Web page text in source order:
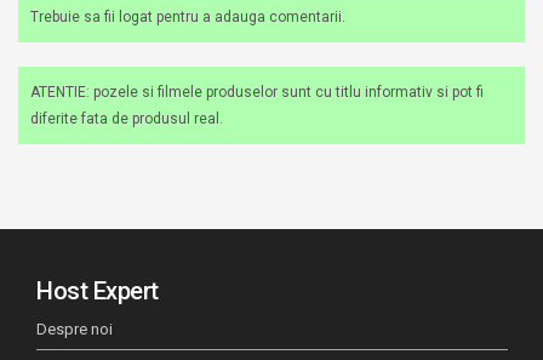
Trebuie sa fii logat pentru a adauga comentarii.
ATENTIE: pozele si filmele produselor sunt cu titlu informativ si pot fi
diferite fata de produsul real.
Host Expert
Despre noi